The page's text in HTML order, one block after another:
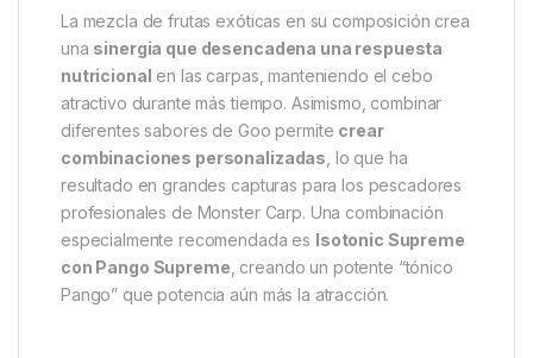
La mezcla de frutas exóticas en su composición crea
una sinergia que desencadena una respuesta
nutricional en las carpas, manteniendo el cebo
atractivo durante más tiempo. Asimismo, combinar
diferentes sabores de Goo permite crear
combinaciones personalizadas , lo que ha
resultado en grandes capturas para los pescadores
profesionales de Monster Carp. Una combinación
especialmente recomendada es Isotonic Supreme
con Pango Supreme , creando un potente “tónico
Pango” que potencia aún más la atracción.